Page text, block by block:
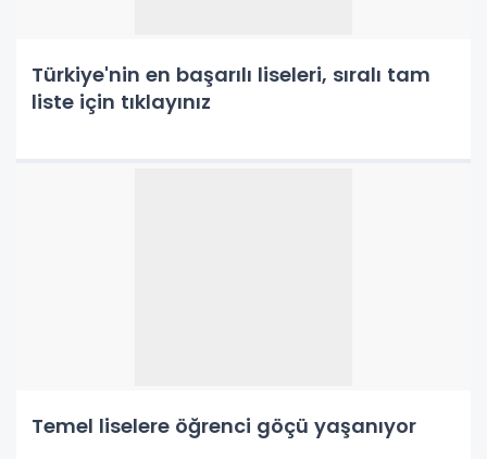
Türkiye'nin en başarılı liseleri, sıralı tam
liste için tıklayınız
Temel liselere öğrenci göçü yaşanıyor